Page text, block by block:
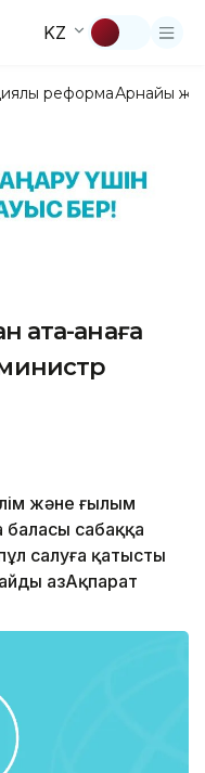
KZ
реформаАрнайы
ата-анаға
және ғылым
сабаққа
салуға қатысты
ҚазАқпарат